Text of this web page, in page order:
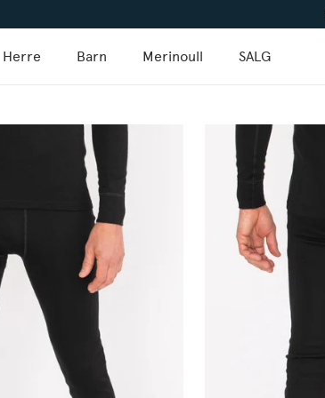
Herre Barn Merinoull SALG